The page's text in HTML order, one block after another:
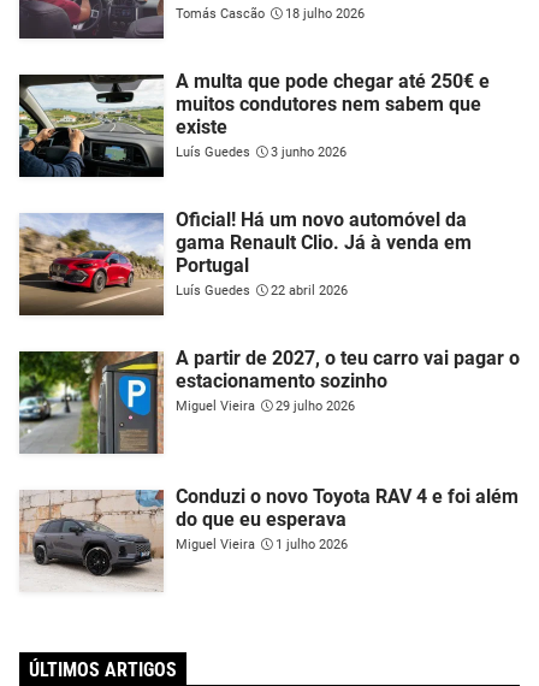
Tomás Cascão 18 julho 2026
A multa que pode chegar até 250€ e
muitos condutores nem sabem que
existe
Luís Guedes 3 junho 2026
Oficial! Há um novo automóvel da
gama Renault Clio. Já à venda em
Portugal
Luís Guedes 22 abril 2026
A partir de 2027, o teu carro vai pagar o
estacionamento sozinho
Miguel Vieira 29 julho 2026
Conduzi o novo Toyota RAV 4 e foi além
do que eu esperava
Miguel Vieira 1 julho 2026
ÚLTIMOS ARTIGOS